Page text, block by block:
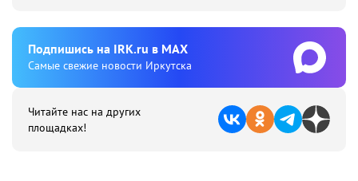
Подпишиcь на IRK.ru в MAX
Cамые свежие новости Иркутска
Читайте нас на других
площадках!